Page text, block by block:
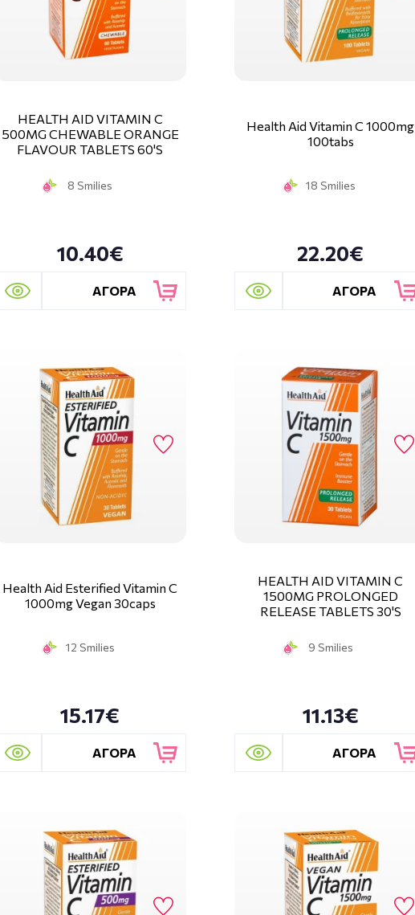
HEALTH AID VITAMIN C
500MG CHEWABLE ORANGE
FLAVOUR TABLETS 60'S
8 Smilies
10.40€
ΑΓΟΡΑ
Health Aid Vitamin C 1000mg
100tabs
18 Smilies
22.20€
ΑΓΟΡΑ
Health Aid Esterified Vitamin C
1000mg Vegan 30caps
12 Smilies
15.17€
ΑΓΟΡΑ
HEALTH AID VITAMIN C
1500MG PROLONGED
RELEASE TABLETS 30'S
9 Smilies
11.13€
ΑΓΟΡΑ